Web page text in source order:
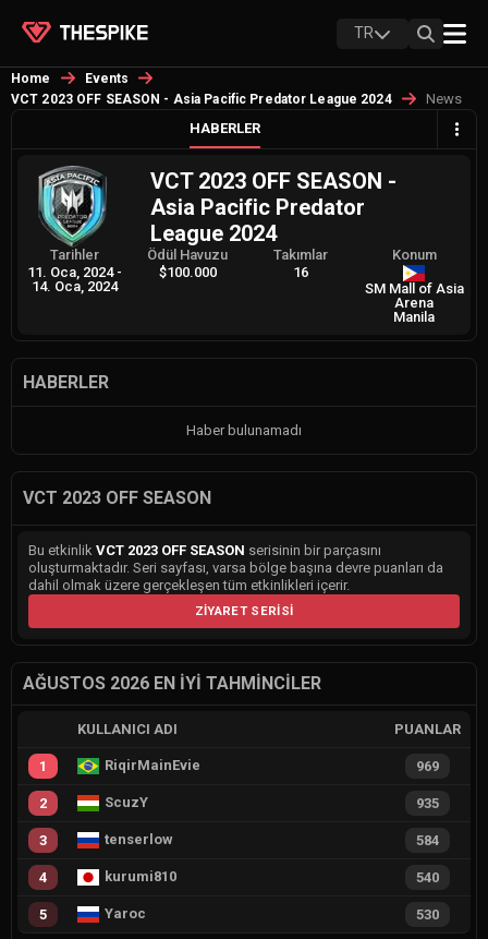
TR
Home
Events
VCT 2023 OFF SEASON - Asia Pacific Predator League 2024
News
HABERLER
VCT 2023 OFF SEASON -
Asia Pacific Predator
League 2024
Tarihler
11. Oca, 2024 -
14. Oca, 2024
Ödül Havuzu
$100.000
Takımlar
16
Konum
SM Mall of Asia
Arena
Manila
HABERLER
Haber bulunamadı
VCT 2023 OFF SEASON
Bu etkinlik VCT 2023 OFF SEASON serisinin bir parçasını
oluşturmaktadır. Seri sayfası, varsa bölge başına devre puanları da
dahil olmak üzere gerçekleşen tüm etkinlikleri içerir.
ZIYARET SERISI
AĞUSTOS 2026 EN İYI TAHMINCILER
KULLANICI ADI PUANLAR
1 RiqirMainEvie 969
2 ScuzY 935
3 tenserlow 584
4 kurumi810 540
5 Yaroc 530